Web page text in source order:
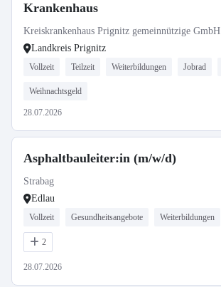
Krankenhaus
Kreiskrankenhaus Prignitz gemeinnützige GmbH
Landkreis Prignitz
Vollzeit Teilzeit Weiterbildungen Jobrad
Weihnachtsgeld
28.07.2026
Asphaltbauleiter:in (m/w/d)
Strabag
Edlau
Vollzeit Gesundheitsangebote Weiterbildungen
2
28.07.2026